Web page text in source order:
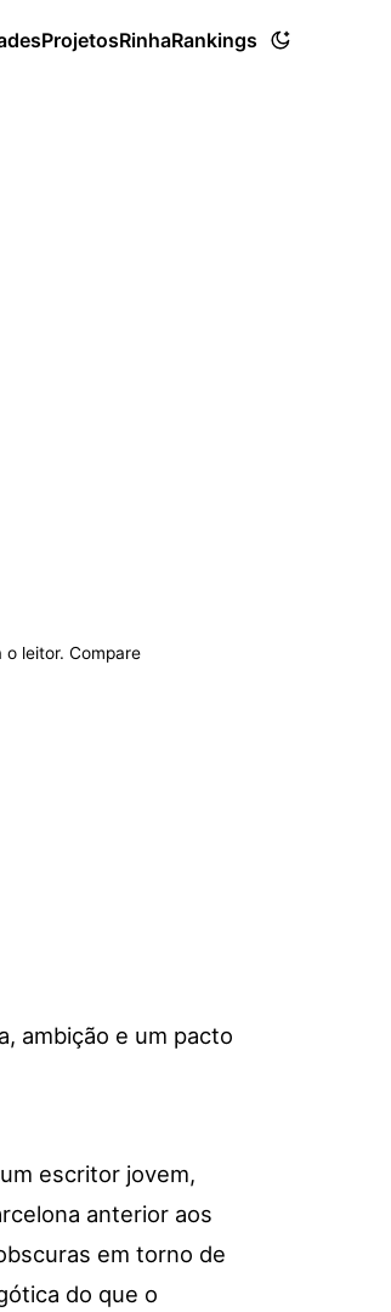
ProjetosRinhaRankings
o leitor. Compare
ambição e um pacto
escritor jovem,
anterior aos
em torno de
do que o